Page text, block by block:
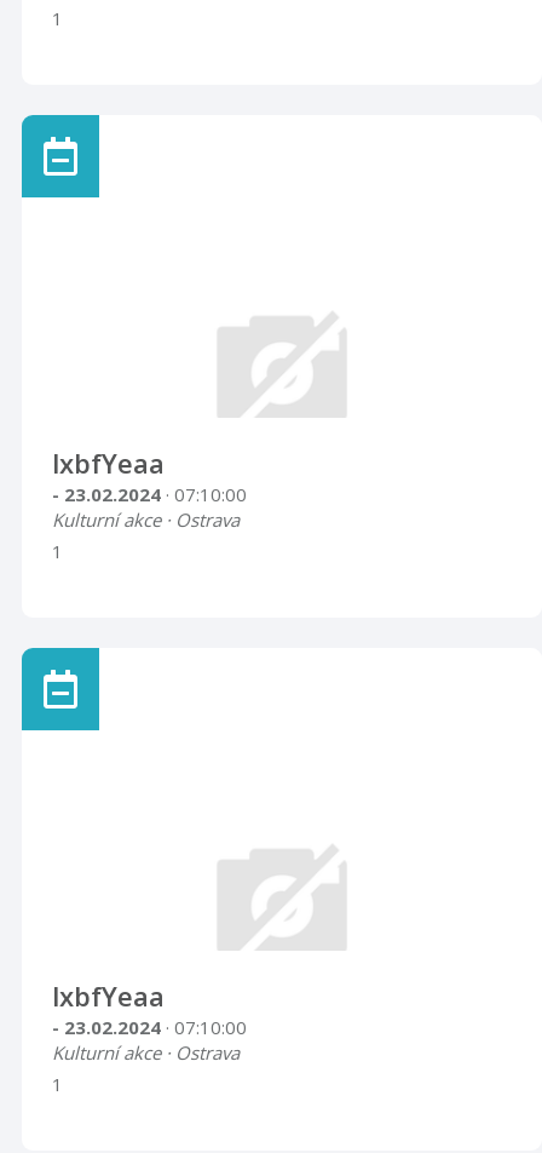
1
lxbfYeaa
- 23.02.2024 · 07:10:00
Kulturní akce · Ostrava
1
lxbfYeaa
- 23.02.2024 · 07:10:00
Kulturní akce · Ostrava
1